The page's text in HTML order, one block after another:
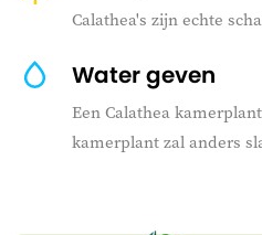
Calathea's zijn echte
Water geven
Een Calathea
kamerplant zal anders